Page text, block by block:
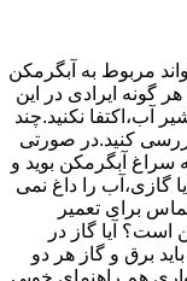
مربوط به آبگرمکن
گونه ایرادی در این
آب،اکتفا نکنید.چند
کنید.در صورتی
آبگرمکن بوید و
گازی،آب را داغ نمی
برای تعمیر
است؟ آیا گاز در
برق و گاز هر دو